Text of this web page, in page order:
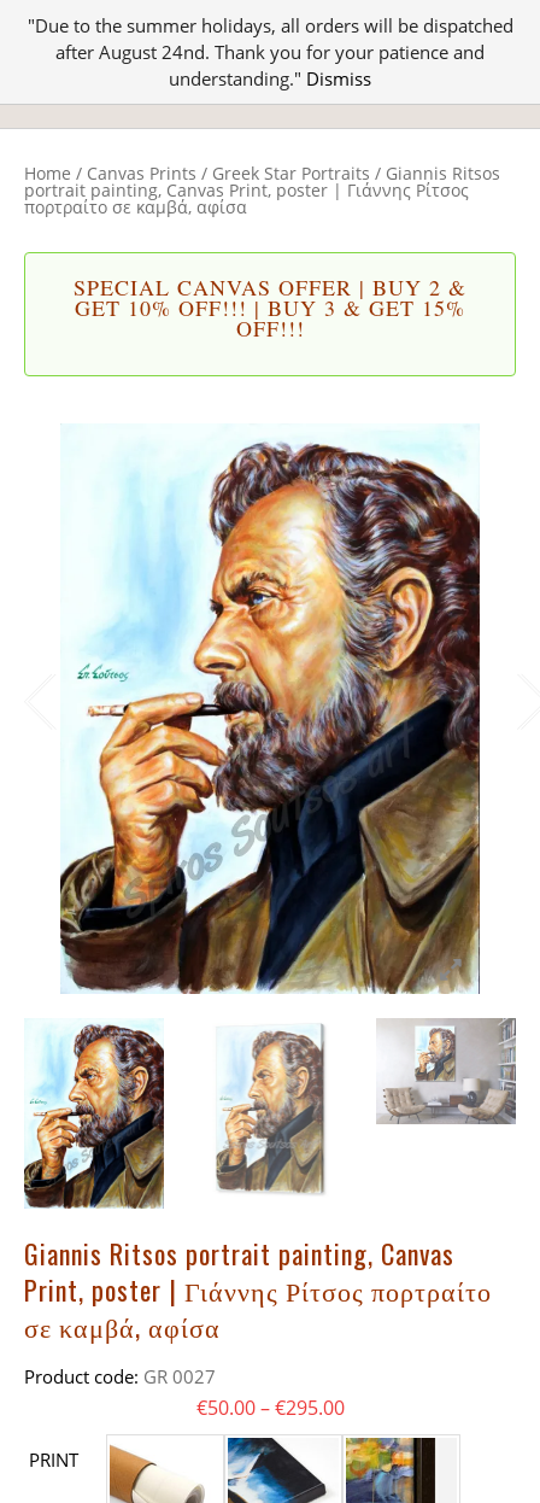
"Due to the summer holidays, all orders will be dispatched
after August 24nd. Thank you for your patience and
understanding." Dismiss
Home / Canvas Prints / Greek Star Portraits / Giannis Ritsos
portrait painting, Canvas Print, poster | Γιάννης Ρίτσος
πορτραίτο σε καμβά, αφίσα
SPECIAL CANVAS OFFER | BUY 2 &
GET 10% OFF!!! | BUY 3 & GET 15%
OFF!!!
Giannis Ritsos portrait painting, Canvas
Print, poster | Γιάννης Ρίτσος πορτραίτο
σε καμβά, αφίσα
Product code: GR 0027
€50.00 – €295.00Price range: €50.00
PRINT